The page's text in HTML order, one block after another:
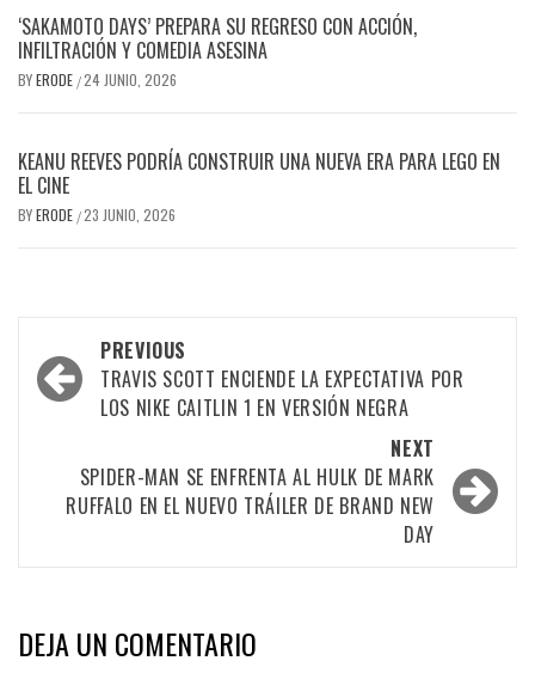
‘SAKAMOTO DAYS’ PREPARA SU REGRESO CON ACCIÓN,
INFILTRACIÓN Y COMEDIA ASESINA
BYERODE /24 JUNIO, 2026
KEANU REEVES PODRÍA CONSTRUIR UNA NUEVA ERA PARA LEGO EN
EL CINE
BYERODE /23 JUNIO, 2026
PREVIOUS
TRAVIS SCOTT ENCIENDE LA EXPECTATIVA POR
LOS NIKE CAITLIN 1 EN VERSIÓN NEGRA
NEXT
SPIDER-MAN SE ENFRENTA AL HULK DE MARK
RUFFALO EN EL NUEVO TRÁILER DE BRAND NEW
DAY
DEJA UN COMENTARIO